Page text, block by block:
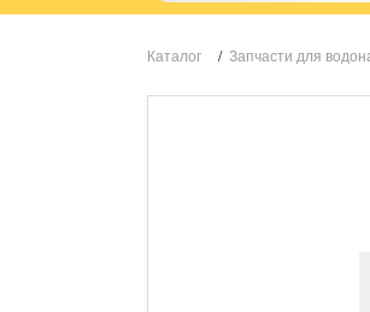
Каталог / Запчасти для